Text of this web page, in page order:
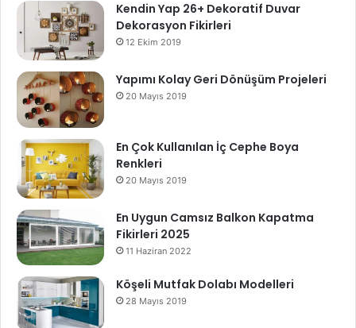
Kendin Yap 26+ Dekoratif Duvar
Dekorasyon Fikirleri
12 Ekim 2019
Yapımı Kolay Geri Dönüşüm Projeleri
20 Mayıs 2019
En Çok Kullanılan İç Cephe Boya
Renkleri
20 Mayıs 2019
En Uygun Camsız Balkon Kapatma
Fikirleri 2025
11 Haziran 2022
Köşeli Mutfak Dolabı Modelleri
28 Mayıs 2019